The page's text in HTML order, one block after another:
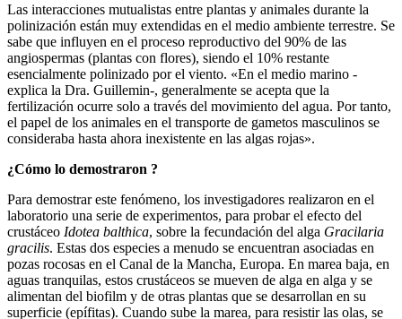
Las interacciones mutualistas entre plantas y animales durante la
polinización están muy extendidas en el medio ambiente terrestre. Se
sabe que influyen en el proceso reproductivo del 90% de las
angiospermas (plantas con flores), siendo el 10% restante
esencialmente polinizado por el viento. «En el medio marino -
explica la Dra. Guillemin-, generalmente se acepta que la
fertilización ocurre solo a través del movimiento del agua. Por tanto,
el papel de los animales en el transporte de gametos masculinos se
consideraba hasta ahora inexistente en las algas rojas».
¿Cómo lo demostraron ?
Para demostrar este fenómeno, los investigadores realizaron en el
laboratorio una serie de experimentos, para probar el efecto del
crustáceo Idotea balthica, sobre la fecundación del alga Gracilaria
gracilis. Estas dos especies a menudo se encuentran asociadas en
pozas rocosas en el Canal de la Mancha, Europa. En marea baja, en
aguas tranquilas, estos crustáceos se mueven de alga en alga y se
alimentan del biofilm y de otras plantas que se desarrollan en su
superficie (epífitas). Cuando sube la marea, para resistir las olas, se